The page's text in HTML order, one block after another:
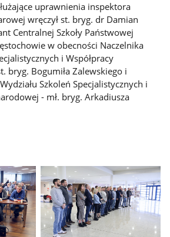
uprawnienia inspektora
wręczył st. bryg. dr Damian
Centralnej Szkoły Państwowej
w obecności Naczelnika
i Współpracy
bryg. Bogumiła Zalewskiego i
Szkoleń Specjalistycznych i
- mł. bryg. Arkadiusza